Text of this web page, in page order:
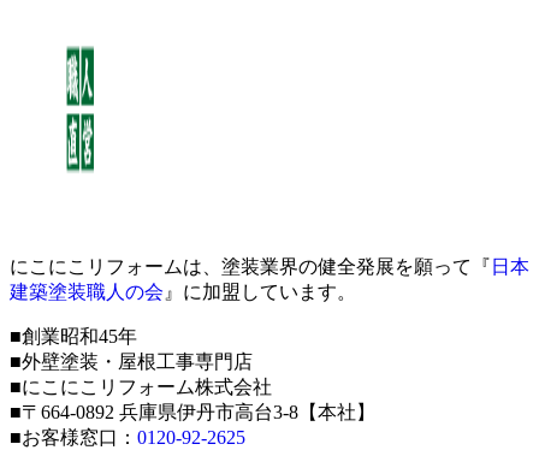
にこにこリフォームは、塗装業界の健全発展を願って『 日本
建築塗装職人の会 』に加盟しています。
■創業昭和45年
■外壁塗装・屋根工事専門店
■にこにこリフォーム株式会社
■〒664-0892 兵庫県伊丹市高台3-8【本社】
■お客様窓口： 0120-92-2625